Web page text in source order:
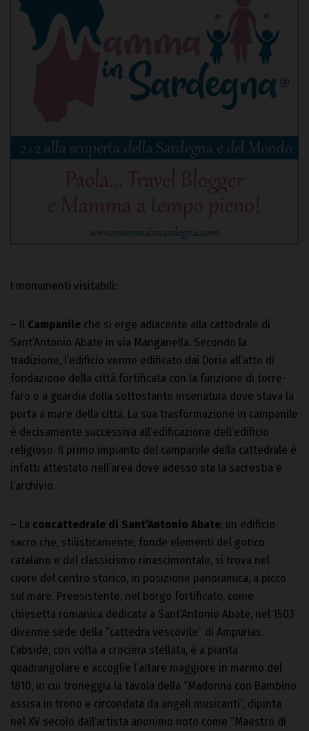
I monumenti visitabili:
– Il Campanile che si erge adiacente alla cattedrale di
Sant’Antonio Abate in via Manganella. Secondo la
tradizione, l’edificio venne edificato dai Doria all’atto di
fondazione della città fortificata con la funzione di torre-
faro e a guardia della sottostante insenatura dove stava la
porta a mare della città. La sua trasformazione in campanile
è decisamente successiva all’edificazione dell’edificio
religioso. Il primo impianto del campanile della cattedrale è
infatti attestato nell’area dove adesso sta la sacrestia e
l’archivio.
– La concattedrale di Sant’Antonio Abate, un edificio
sacro che, stilisticamente, fonde elementi del gotico
catalano e del classicismo rinascimentale, si trova nel
cuore del centro storico, in posizione panoramica, a picco
sul mare. Preesistente, nel borgo fortificato, come
chiesetta romanica dedicata a Sant’Antonio Abate, nel 1503
divenne sede della “cattedra vescovile” di Ampurias.
L’abside, con volta a crociera stellata, è a pianta
quadrangolare e accoglie l’altare maggiore in marmo del
1810, in cui troneggia la tavola della “Madonna con Bambino
assisa in trono e circondata da angeli musicanti”, dipinta
nel XV secolo dall’artista anonimo noto come “Maestro di